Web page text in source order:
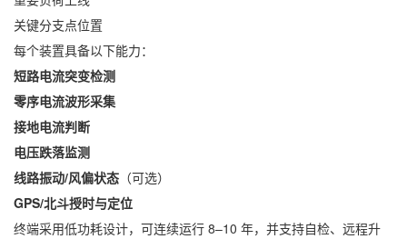
关键分支点位置
每个装置具备以下能力：
短路电流突变检测
零序电流波形采集
接地电流判断
电压跌落监测
线路振动/风偏状态 （可选）
GPS/北斗授时与定位
终端采用低功耗设计，可连续运行 8–10 年，并支持自检、远程升